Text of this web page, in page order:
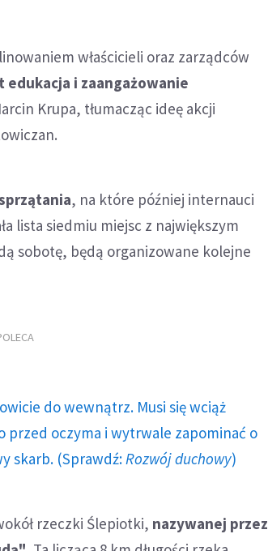
właścicieli oraz zarządców
edukacja i zaangażowanie
Krupa, tłumacząc ideę akcji
, na które później internauci
lista siedmiu miejsc z największym
sobotę, będą organizowane kolejne
do wewnątrz. Musi się wciąż
przed oczyma i wytrwale zapominać o
skarb. (Sprawdź: Rozwój duchowy)
rzeczki Ślepiotki, nazywanej przez